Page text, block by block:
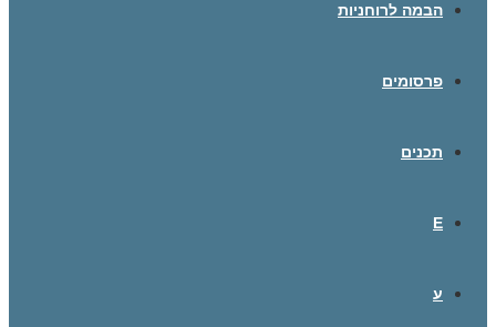
הבמה לרוחניות
פרסומים
תכנים
E
ע